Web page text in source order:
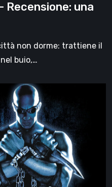
Recensione: una
non dorme: trattiene il
buio,…